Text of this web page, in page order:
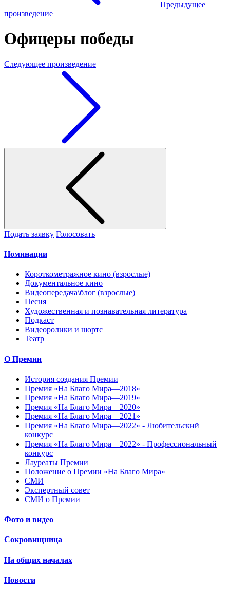
Предыдущее
произведение
Офицеры победы
Следующее произведение
Подать заявку Голосовать
Номинации
Короткометражное кино (взрослые)
Документальное кино
Видеопередача\блог (взрослые)
Песня
Художественная и познавательная литература
Подкаст
Видеоролики и шортс
Театр
О Премии
История создания Премии
Премия «На Благо Мира—2018»
Премия «На Благо Мира—2019»
Премия «На Благо Мира—2020»
Премия «На Благо Мира—2021»
Премия «На Благо Мира—2022» - Любительский
конкурс
Премия «На Благо Мира—2022» - Профессиональный
конкурс
Лауреаты Премии
Положение о Премии «На Благо Мира»
СМИ
Экспертный совет
СМИ о Премии
Фото и видео
Сокровищница
На общих началах
Новости